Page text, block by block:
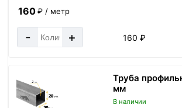
160₽ / метр
- + 160 ₽
Труба
мм
В наличии